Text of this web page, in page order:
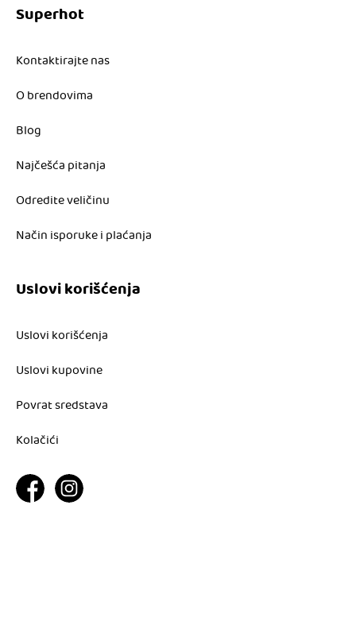
Superhot
Kontaktirajte nas
O brendovima
Blog
Najčešća pitanja
Odredite veličinu
Način isporuke i plaćanja
Uslovi korišćenja
Uslovi korišćenja
Uslovi kupovine
Povrat sredstava
Kolačići